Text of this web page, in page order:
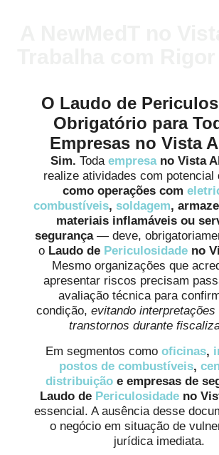
O Laudo de
Obrigatório para
Empresas no Vista
Sim. Toda empresa no Vista
realize atividades com
como operações com
combustíveis, soldagem,
materiais inflamáveis ou
segurança— deve,
o Laudo de Periculosidadeno
Mesmo organizações que
apresentar riscos precisam
avaliação técnica para
condição, evitando
transtornos durante
Em segmentos como oficinas,
postos de combustíveis,
distribuiçãoe empresas de
Laudo de Periculosidade no
essencial. A ausência desse
o negócio em situação de
jurídica imediata.